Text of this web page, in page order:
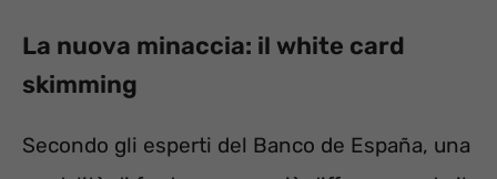
La nuova minaccia: il white card
skimming
Secondo gli esperti del Banco de España, una